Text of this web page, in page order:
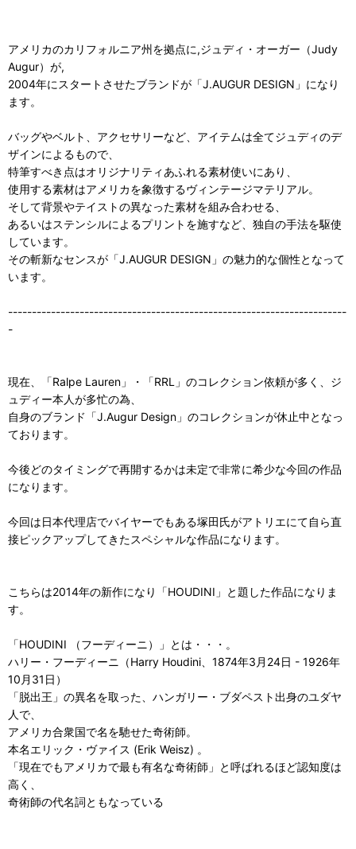
アメリカのカリフォルニア州を拠点に,ジュディ・オーガー（Judy
Augur）が,
2004年にスタートさせたブランドが「J.AUGUR DESIGN」になり
ます。
バッグやベルト、アクセサリーなど、アイテムは全てジュディのデ
ザインによるもので、
特筆すべき点はオリジナリティあふれる素材使いにあり、
使用する素材はアメリカを象徴するヴィンテージマテリアル。
そして背景やテイストの異なった素材を組み合わせる、
あるいはステンシルによるプリントを施すなど、独自の手法を駆使
しています。
その斬新なセンスが「J.AUGUR DESIGN」の魅力的な個性となって
います。
-----------------------------------------------------------------------
-
現在、「Ralpe Lauren」・「RRL」のコレクション依頼が多く、ジ
ュディー本人が多忙の為、
自身のブランド「J.Augur Design」のコレクションが休止中となっ
ております。
今後どのタイミングで再開するかは未定で非常に希少な今回の作品
になります。
今回は日本代理店でバイヤーでもある塚田氏がアトリエにて自ら直
接ピックアップしてきたスペシャルな作品になります。
こちらは2014年の新作になり「HOUDINI」と題した作品になりま
す。
「HOUDINI （フーディーニ）」とは・・・。
ハリー・フーディーニ（Harry Houdini、1874年3月24日 - 1926年
10月31日）
「脱出王」の異名を取った、ハンガリー・ブダペスト出身のユダヤ
人で、
アメリカ合衆国で名を馳せた奇術師。
本名エリック・ヴァイス (Erik Weisz) 。
「現在でもアメリカで最も有名な奇術師」と呼ばれるほど認知度は
高く、
奇術師の代名詞ともなっている